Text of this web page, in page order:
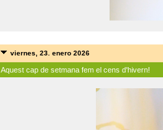
viernes, 23. enero 2026
Aquest cap de setmana fem el cens d'hivern!